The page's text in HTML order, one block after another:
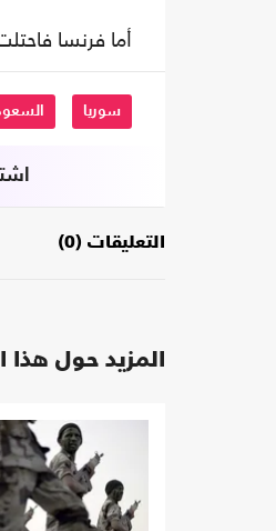
أما فرنسا
سوريا
التعليقات (0)
المزيد حول